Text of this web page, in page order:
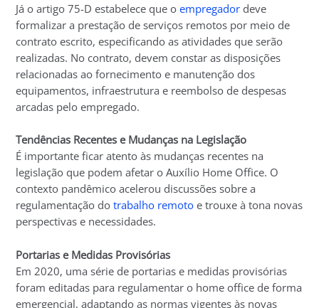
Já o artigo 75-D estabelece que oempregador deve
formalizar a prestação de serviços remotos por meio de
contrato escrito, especificando as atividades que serão
realizadas. No contrato, devem constar as disposições
relacionadas ao fornecimento e manutenção dos
equipamentos, infraestrutura e reembolso de despesas
arcadas pelo empregado.
Tendências Recentes e Mudanças na Legislação
É importante ficar atento às mudanças recentes na
legislação que podem afetar o Auxílio Home Office. O
contexto pandêmico acelerou discussões sobre a
regulamentação dotrabalho remoto e trouxe à tona novas
perspectivas e necessidades.
Portarias e Medidas Provisórias
Em 2020, uma série de portarias e medidas provisórias
foram editadas para regulamentar o home office de forma
emergencial, adaptando as normas vigentes às novas